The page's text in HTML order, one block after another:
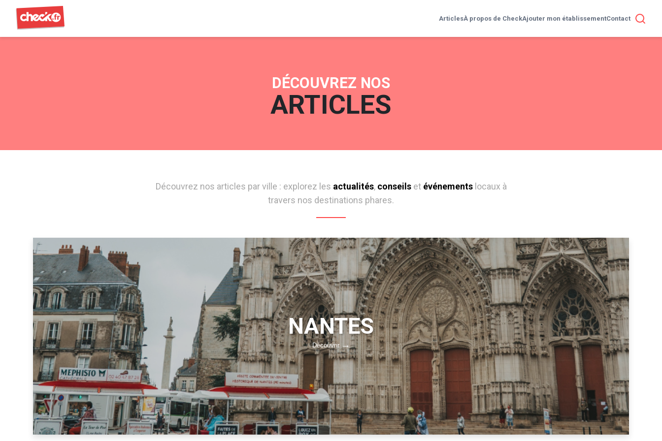
ArticlesÀ propos de CheckAjouter mon établissementContact
DÉCOUVREZ NOS
ARTICLES
Découvrez nos articles par ville : explorez les actualités, conseilset événementslocaux à
travers nos destinations phares.
NANTES
Découvrir